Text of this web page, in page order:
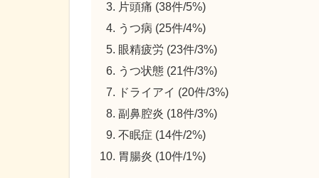
片頭痛 (38件/5%)
うつ病 (25件/4%)
眼精疲労 (23件/3%)
うつ状態 (21件/3%)
ドライアイ (20件/3%)
副鼻腔炎 (18件/3%)
不眠症 (14件/2%)
胃腸炎 (10件/1%)